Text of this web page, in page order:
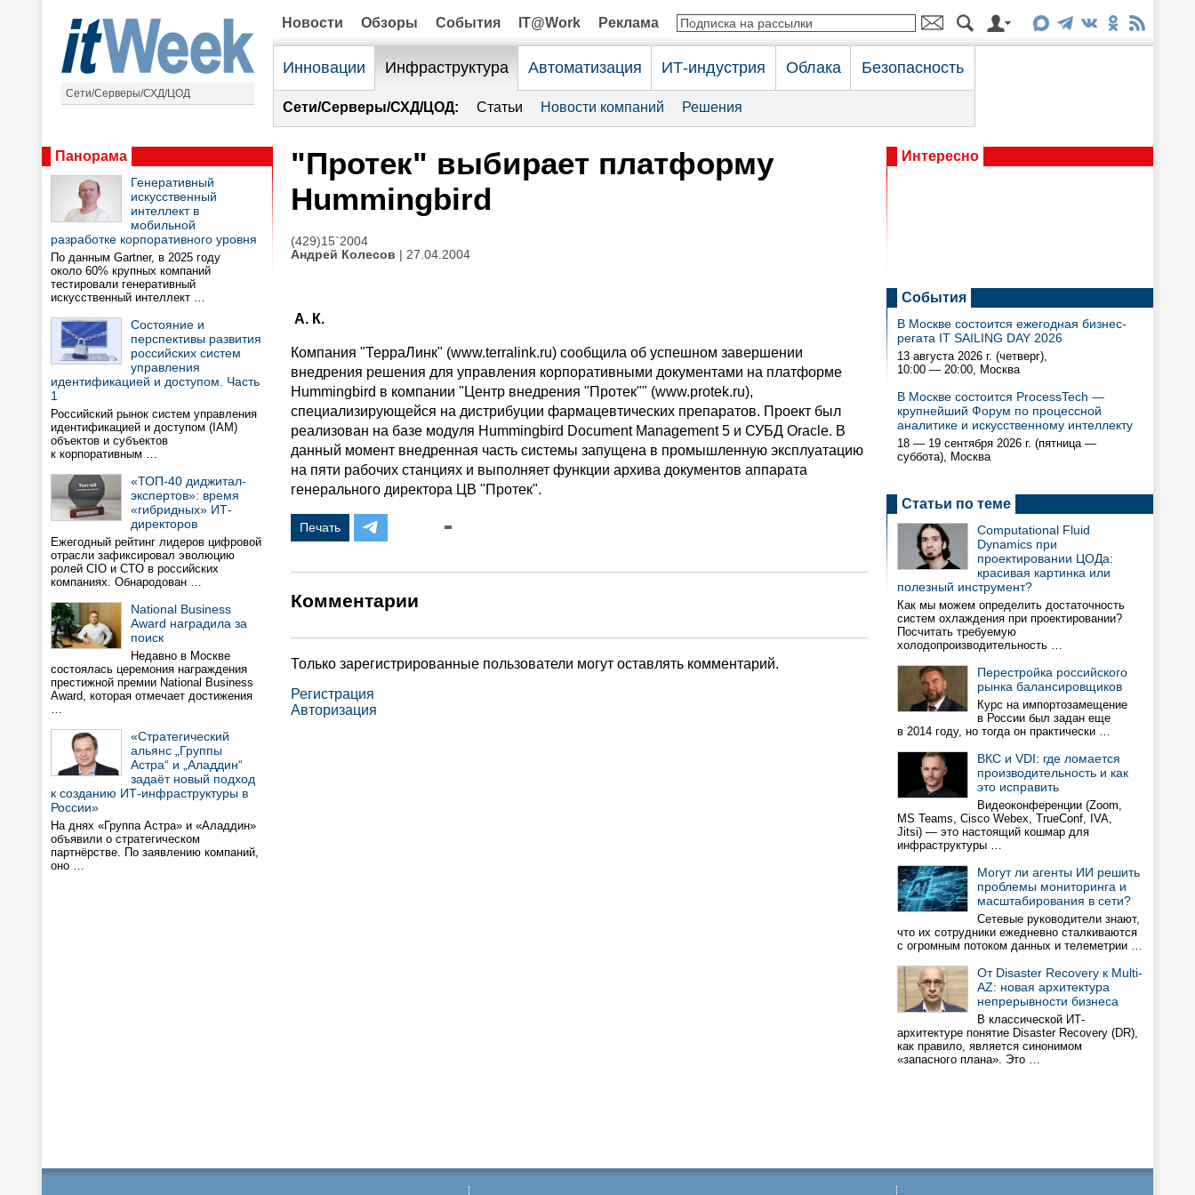
Сети/Серверы/СХД/ЦОД
Новости Обзоры События IT@Work Реклама
Инновации Инфраструктура Автоматизация ИТ-индустрия Облака Безопасность
Сети/Серверы/СХД/ЦОД: Статьи Новости компаний Решения
Панорама
Генеративный
искусственный
интеллект в
мобильной
разработке корпоративного уровня
По данным Gartner, в 2025 году
около 60% крупных компаний
тестировали генеративный
искусственный интеллект …
Состояние и
перспективы развития
российских систем
управления
идентификацией и доступом. Часть
1
Российский рынок систем управления
идентификацией и доступом (IAM)
объектов и субъектов
к корпоративным …
«ТОП-40 диджитал-
экспертов»: время
«гибридных» ИТ-
директоров
Ежегодный рейтинг лидеров цифровой
отрасли зафиксировал эволюцию
ролей CIO и CTO в российских
компаниях. Обнародован …
National Business
Award наградила за
поиск
Недавно в Москве
состоялась церемония награждения
престижной премии National Business
Award, которая отмечает достижения
…
«Стратегический
альянс „Группы
Астра“ и „Аладдин“
задаёт новый подход
к созданию ИТ-инфраструктуры в
России»
На днях «Группа Астра» и «Аладдин»
объявили о стратегическом
партнёрстве. По заявлению компаний,
оно …
"Протек" выбирает платформу
Hummingbird
(429)15`2004
Андрей Колесов | 27.04.2004
А. К.
Компания "ТерраЛинк" (www.terralink.ru) сообщила об успешном завершении
внедрения решения для управления корпоративными документами на платформе
Hummingbird в компании "Центр внедрения "Протек"" (www.protek.ru),
специализирующейся на дистрибуции фармацевтических препаратов. Проект был
реализован на базе модуля Hummingbird Document Management 5 и СУБД Oraclе. В
данный момент внедренная часть системы запущена в промышленную эксплуатацию
на пяти рабочих станциях и выполняет функции архива документов аппарата
генерального директора ЦВ "Протек".
Печать
Комментарии
Только зарегистрированные пользователи могут оставлять комментарий.
Регистрация
Авторизация
Интересно
События
В Москве состоится ежегодная бизнес-
регата IT SAILING DAY 2026
13 августа 2026 г. (четверг),
10:00 — 20:00, Москва
В Москве состоится ProcessTech —
крупнейший Форум по процессной
аналитике и искусственному интеллекту
18 — 19 сентября 2026 г. (пятница —
суббота), Москва
Статьи по теме
Computational Fluid
Dynamics при
проектировании ЦОДа:
красивая картинка или
полезный инструмент?
Как мы можем определить достаточность
систем охлаждения при проектировании?
Посчитать требуемую
холодопроизводительность …
Перестройка российского
рынка балансировщиков
Курс на импортозамещение
в России был задан еще
в 2014 году, но тогда он практически …
ВКС и VDI: где ломается
производительность и как
это исправить
Видеоконференции (Zoom,
MS Teams, Cisco Webex, TrueConf, IVA,
Jitsi) — это настоящий кошмар для
инфраструктуры …
Могут ли агенты ИИ решить
проблемы мониторинга и
масштабирования в сети?
Сетевые руководители знают,
что их сотрудники ежедневно сталкиваются
с огромным потоком данных и телеметрии …
От Disaster Recovery к Multi-
AZ: новая архитектура
непрерывности бизнеса
В классической ИТ-
архитектуре понятие Disaster Recovery (DR),
как правило, является синонимом
«запасного плана». Это …